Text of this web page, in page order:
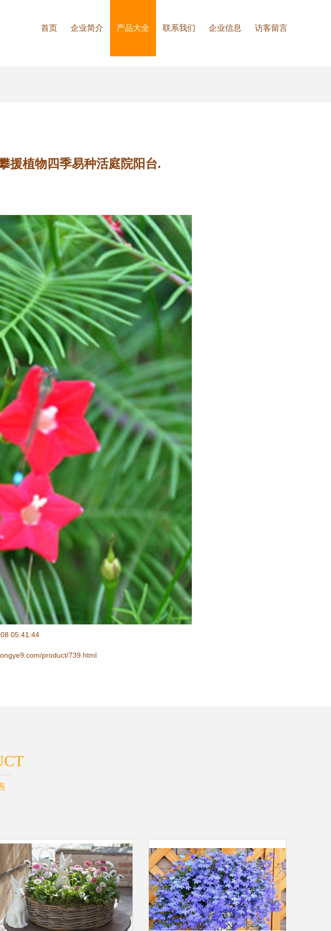
首页 企业简介 产品大全 联系我们 企业信息 访客留言
援植物四季易种活庭院阳台.
05:41:44
product/739.html